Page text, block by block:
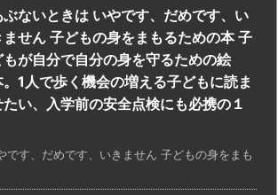
ぶないときは いやです、だめです、い
ません 子どもの身をまもるための本 子
もが自分で自分の身を守るための絵
。1人で歩く機会の増える子どもに読ま
たい、入学前の安全点検にも必携の１
です、だめです、いきません 子どもの身をまも